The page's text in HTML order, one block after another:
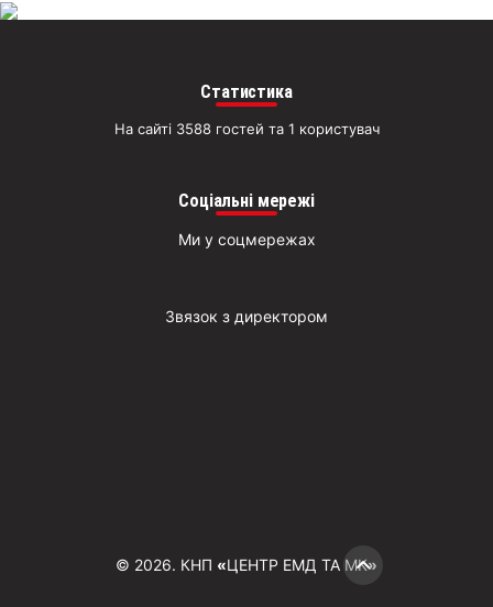
Статистика
На сайті 3588 гостей та 1 користувач
Соціальні мережі
Ми у соцмережах
Звязок з директором
© 2026. КНП «ЦЕНТР ЕМД ТА МК»